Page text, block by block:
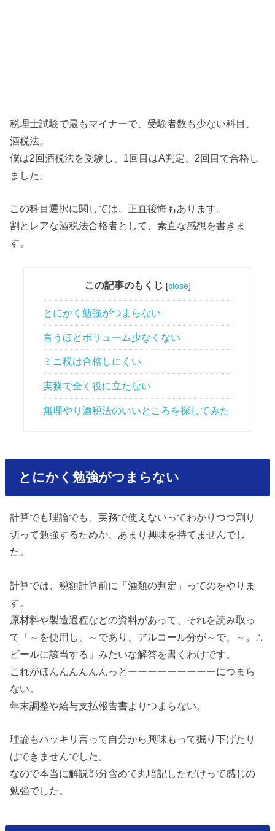
税理士試験で最もマイナーで、受験者数も少ない科目、
酒税法。
僕は2回酒税法を受験し、1回目はA判定、2回目で合格し
ました。
この科目選択に関しては、正直後悔もあります。
割とレアな酒税法合格者として、素直な感想を書きま
す。
この記事のもくじ [close]
とにかく勉強がつまらない
言うほどボリューム少なくない
ミニ税は合格しにくい
実務で全く役に立たない
無理やり酒税法のいいところを探してみた
とにかく勉強がつまらない
計算でも理論でも、実務で使えないってわかりつつ割り
切って勉強するためか、あまり興味を持てませんでし
た。
計算では、税額計算前に「酒類の判定」ってのをやりま
す。
原材料や製造過程などの資料があって、それを読み取っ
て「～を使用し、～であり、アルコール分が～で、～。∴
ビールに該当する」みたいな解答を書くわけです。
これがほんんんんんんっとーーーーーーーーーにつまら
ない。
年末調整や給与支払報告書よりつまらない。
理論もハッキリ言って自分から興味もって掘り下げたり
はできませんでした。
なので本当に解説部分含めて丸暗記しただけって感じの
勉強でした。